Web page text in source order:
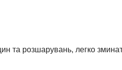
та розшарувань, легко